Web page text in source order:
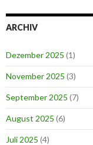
ARCHIV
Dezember 2025 (1)
November 2025 (3)
September 2025 (7)
August 2025 (6)
Juli 2025 (4)